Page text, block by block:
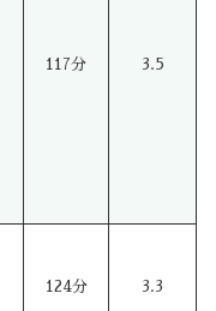
117分 3.5
124分 3.3